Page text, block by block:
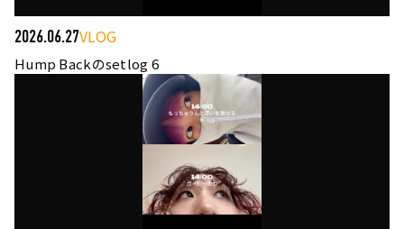
2026.06.27VLOG
Hump Backのsetlog 6